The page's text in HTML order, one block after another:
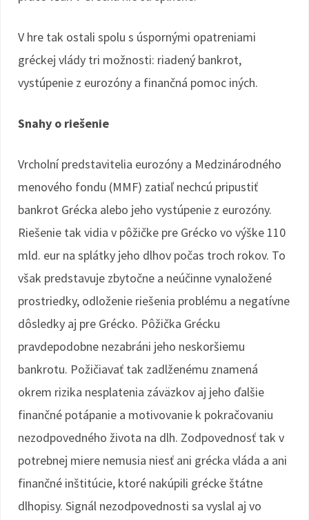
V hre tak ostali spolu s úspornými opatreniami
gréckej vlády tri možnosti: riadený bankrot,
vystúpenie z eurozóny a finančná pomoc iných.
Snahy o riešenie
Vrcholní predstavitelia eurozóny a Medzinárodného
menového fondu (MMF) zatiaľ nechcú pripustiť
bankrot Grécka alebo jeho vystúpenie z eurozóny.
Riešenie tak vidia v pôžičke pre Grécko vo výške 110
mld. eur na splátky jeho dlhov počas troch rokov. To
však predstavuje zbytočne a neúčinne vynaložené
prostriedky, odloženie riešenia problému a negatívne
dôsledky aj pre Grécko. Pôžička Grécku
pravdepodobne nezabráni jeho neskoršiemu
bankrotu. Požičiavať tak zadlženému znamená
okrem rizika nesplatenia záväzkov aj jeho ďalšie
finančné potápanie a motivovanie k pokračovaniu
nezodpovedného života na dlh. Zodpovednosť tak v
potrebnej miere nemusia niesť ani grécka vláda a ani
finančné inštitúcie, ktoré nakúpili grécke štátne
dlhopisy. Signál nezodpovednosti sa vyslal aj vo